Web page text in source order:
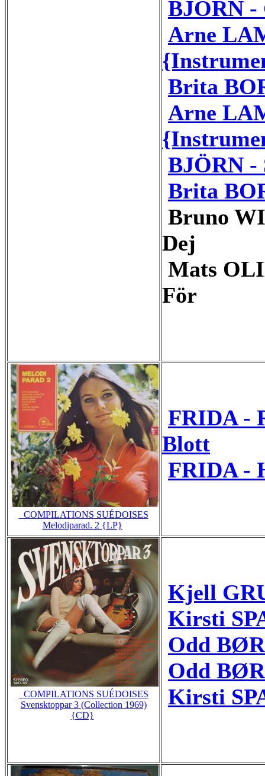
BJÖRN
Arne
Brita
Arne
BJÖRN -
Brita
Bruno
Dej
Mats
För
_COMPILATIONS SUÉDOISES
Melodiparad. 2 {LP}
FRIDA -
Blott
FRIDA -
_COMPILATIONS SUÉDOISES
Svensktoppar 3 (Collection 1969)
{CD}
Kjell
Kirsti
Odd
Odd
Kirsti